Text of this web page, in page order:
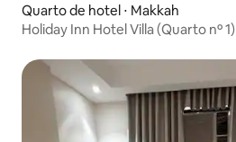
Quarto de hotel ⋅ Makkah
Holiday Inn Hotel Villa (Quarto nº 1)